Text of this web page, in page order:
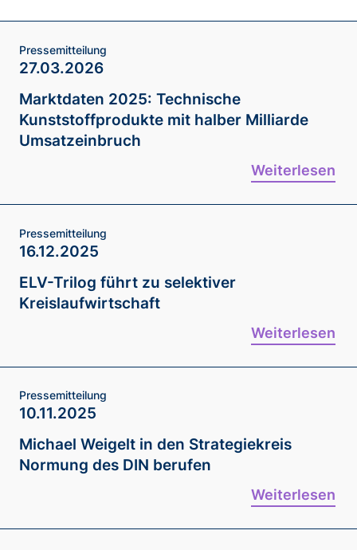
Pressemitteilung
27.03.2026
Marktdaten 2025: Technische
Kunststoffprodukte mit halber Milliarde
Umsatzeinbruch
Weiterlesen
Pressemitteilung
16.12.2025
ELV-Trilog führt zu selektiver
Kreislaufwirtschaft
Weiterlesen
Pressemitteilung
10.11.2025
Michael Weigelt in den Strategiekreis
Normung des DIN berufen
Weiterlesen